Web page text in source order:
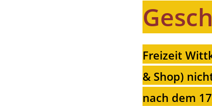
Freizeit
& Shop)
nach dem